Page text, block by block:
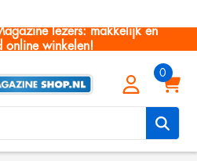
lezers: makkelijk en
online winkelen!